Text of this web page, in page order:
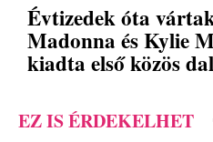
Évtizedek óta
Madonna és Kylie
kiadta első közös
EZ IS ÉRDEKELHET